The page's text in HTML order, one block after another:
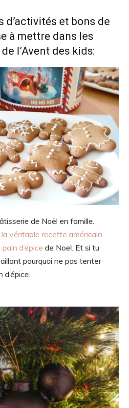
d’activités et bons de
à mettre dans les
l’Avent des kids:
de Noël en famille.
la véritable recette américain
d’épice de Noel. Et si tu
pourquoi ne pas tenter